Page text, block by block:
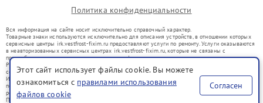
Политика конфиденциальности
Вся информация на сайте носит исключительно справочный характер.
Товарные знаки используются исключительно для описания устройств, в отношении которых
сервисные центры irk.vestfrost-fixim.ru предоставляют услуги по ремонту. Услуги оказываются
в неавторизованных сервисных центрах irk.vestfrost-fixim.ru, которые не связаны с
правообладателями товарных знаков или их официальными представителями.
Ремонт осуществляется для устройств, уже введенных в гражданский оборот в соответствии
со статьей 1487 ГК РФ.
Использование товарных знаков не преследует цели индивидуализации услуг или введения
потребителей в заблуждение, а служит для информирования о предоставляемых услугах по
ремонту техники указанных брендов.
Представленная на сайте информация не является публичной офертой, определяемой
Этот сайт использует файлы cookie. Вы можете
ознакомиться с правилами использования
файлов cookie
Согласен